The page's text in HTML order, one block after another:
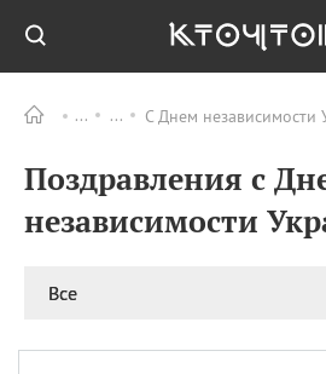
С Днем независимости
Поздравления с
независимости
Все
11.08
11.08